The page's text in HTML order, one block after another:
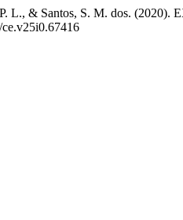
L., & Santos, S. M. dos.